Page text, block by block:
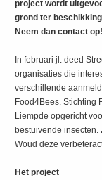
project wordt
grond ter
Neem dan contact op!
In februari jl. deed
organisaties die
verschillende
Food4Bees. Stichting
Liempde opgericht
bestuivende insecten.
Woud deze
Het project